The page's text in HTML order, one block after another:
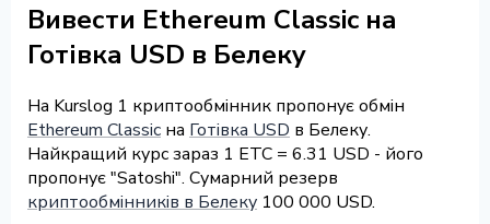
Вивести Ethereum Classic на
Готівка USD в Белеку
На Kurslog 1 криптообмінник пропонує обмін
Ethereum Classic на Готівка USD в Белеку.
Найкращий курс зараз 1 ETC = 6.31 USD - його
пропонує "Satoshi". Сумарний резерв
криптообмінників в Белеку 100 000 USD.